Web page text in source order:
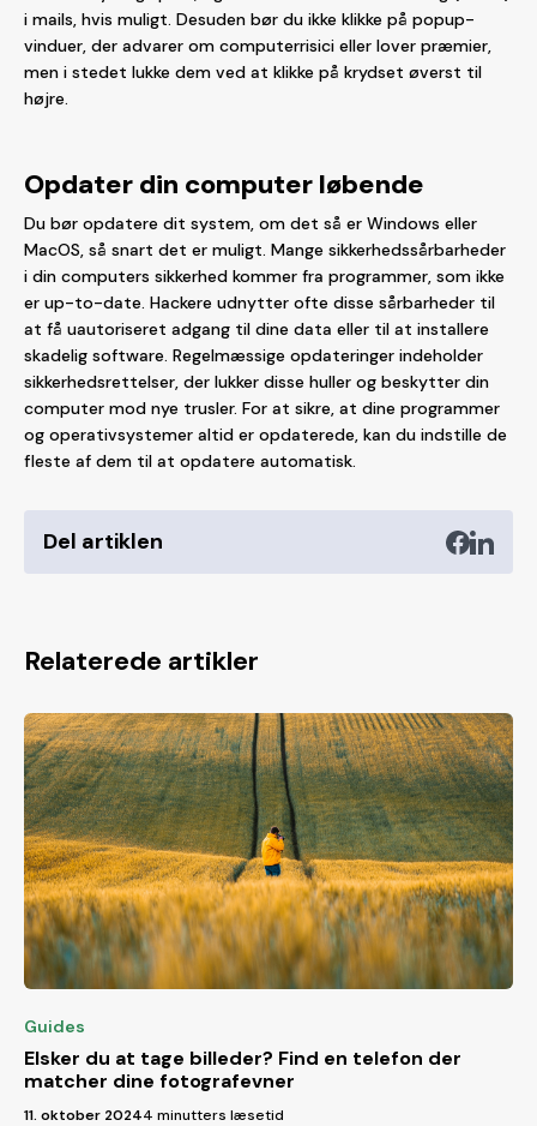
i mails, hvis muligt. Desuden bør du ikke klikke på popup-
vinduer, der advarer om computerrisici eller lover præmier,
men i stedet lukke dem ved at klikke på krydset øverst til
højre.
Opdater din computer løbende
Du bør opdatere dit system, om det så er Windows eller
MacOS, så snart det er muligt. Mange sikkerhedssårbarheder
i din computers sikkerhed kommer fra programmer, som ikke
er up-to-date. Hackere udnytter ofte disse sårbarheder til
at få uautoriseret adgang til dine data eller til at installere
skadelig software. Regelmæssige opdateringer indeholder
sikkerhedsrettelser, der lukker disse huller og beskytter din
computer mod nye trusler. For at sikre, at dine programmer
og operativsystemer altid er opdaterede, kan du indstille de
fleste af dem til at opdatere automatisk.
Del artiklen
Relaterede artikler
Guides
Elsker du at tage billeder? Find en telefon der
matcher dine fotografevner
11. oktober 20244 minutters læsetid